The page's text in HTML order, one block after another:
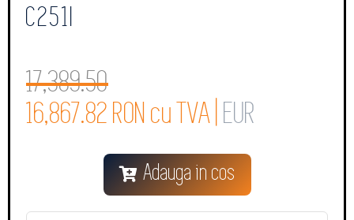
C251I
17,389.50
16,867.82 RON cu TVA | EUR
Adauga in cos